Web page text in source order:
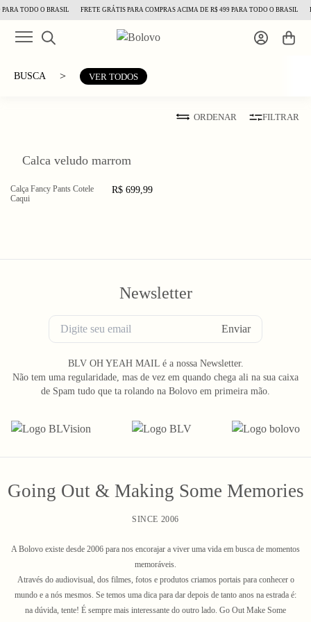
TODO O BRASIL FRETE GRÁTIS PARA COMPRAS ACIMA DE R$ 499 PARA TODO O BRASIL
BUSCA > VER TODOS
ORDENAR FILTRAR
Calca veludo marrom
PP P
Calça Fancy Pants Cotele
Caqui
R$ 699,99
Newsletter
Enviar
BLV OH YEAH MAIL é a nossa Newsletter.
Não tem uma regularidade, mas de vez em quando chega ali na sua caixa
de Spam tudo que ta rolando na Bolovo em primeira mão.
Going Out & Making Some Memories
SINCE 2006
A Bolovo existe desde 2006 para nos encorajar a viver uma vida em busca de momentos
memoráveis.
Através do audiovisual, dos filmes, fotos e produtos criamos portais para conhecer o
mundo e a nós mesmos. Se temos uma dica para dar depois de tanto anos na estrada é:
na dúvida, tente! É sempre mais interessante do outro lado. Go Out Make Some